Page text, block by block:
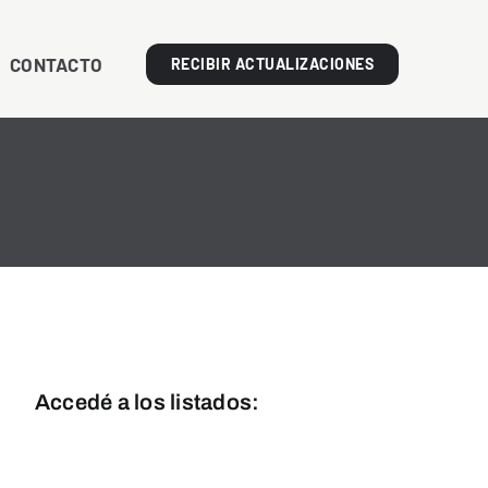
CONTACTO RECIBIR ACTUALIZACIONES
Accedé a los listados: